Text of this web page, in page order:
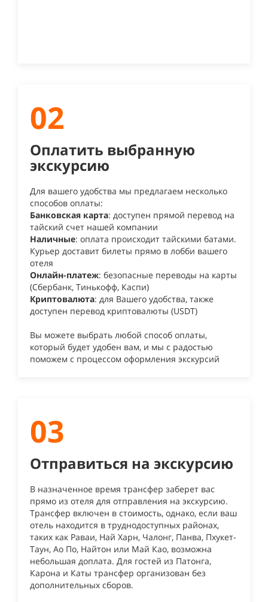
02
Оплатить выбранную
экскурсию
Для вашего удобства мы предлагаем несколько
способов оплаты:
Банковская карта: доступен прямой перевод на
тайский счет нашей компании
Наличные: оплата происходит тайскими батами.
Курьер доставит билеты прямо в лобби вашего
отеля
Онлайн-платеж: безопасные переводы на карты
(Сбербанк, Тинькофф, Каспи)
Криптовалюта: для Вашего удобства, также
доступен перевод криптовалюты (USDT)
Вы можете выбрать любой способ оплаты,
который будет удобен вам, и мы с радостью
поможем с процессом оформления экскурсий
03
Отправиться на экскурсию
В назначенное время трансфер заберет вас
прямо из отеля для отправления на экскурсию.
Трансфер включен в стоимость, однако, если ваш
отель находится в труднодоступных районах,
таких как Раваи, Най Харн, Чалонг, Панва, Пхукет-
Таун, Ао По, Найтон или Май Као, возможна
небольшая доплата. Для гостей из Патонга,
Карона и Каты трансфер организован без
дополнительных сборов.